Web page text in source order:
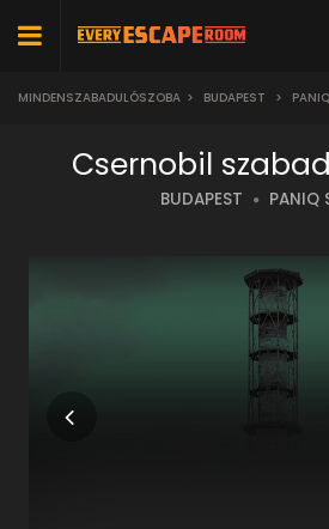
MINDENSZABADULÓSZOBA > BUDAPEST >
Csernobil
BUDAPEST PANIQ